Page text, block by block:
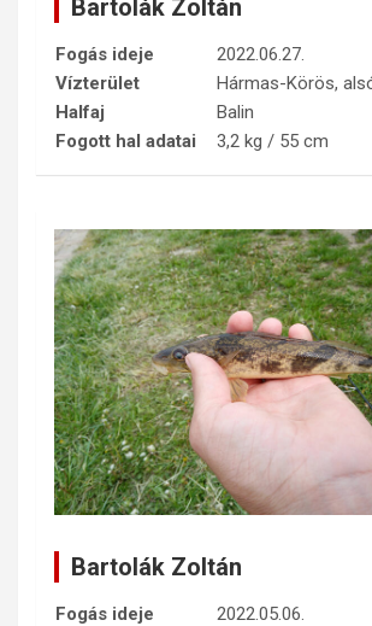
Bartolák Zoltán
Fogás ideje
2022.06.27.
Vízterület
Hármas-Körös,
Halfaj
Balin
Fogott hal adatai
3,2 kg / 55 cm
Bartolák Zoltán
Fogás ideje
2022.05.06.